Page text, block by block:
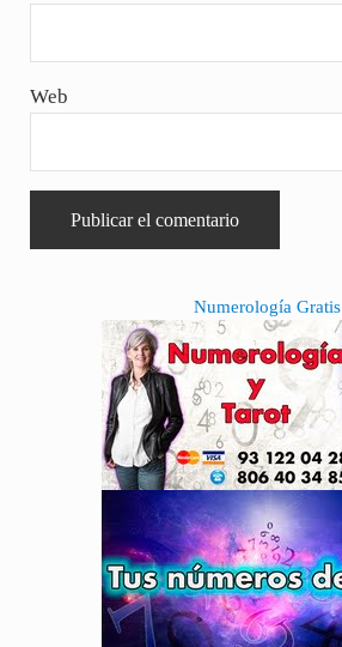
Web
Sidebar Numerología Gratis